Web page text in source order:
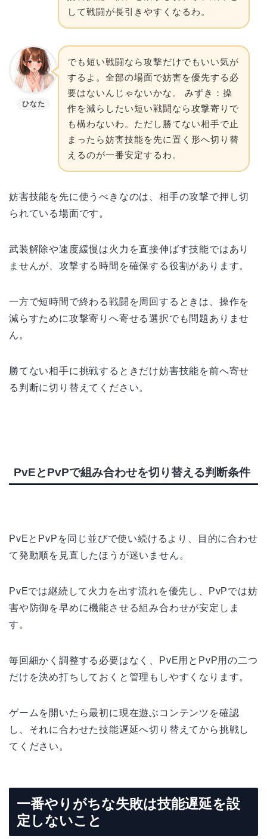
して戦闘が長引きやすくなるわ。
ひなた
でも短い戦闘なら攻撃だけでもいい気が
するよ。全部の場面で妨害を優先する必
要はないんじゃないかな。 みずき：操
作を減らしたい短い戦闘なら攻撃寄りで
も構わないわ。ただし勝てない相手で止
まったら妨害技能を先に置く形へ切り替
えるのが一番安定するわ。
妨害技能を先に使うべきなのは、相手の攻撃で押し切
られている場面です。
武装解除や速度緩慢は火力を直接伸ばす技能ではあり
ませんが、攻撃する時間を確保する役割があります。
一方で短時間で終わる戦闘を周回するときは、操作を
減らすために攻撃寄りへ寄せる選択でも問題ありませ
ん。
勝てない相手に挑戦するときだけ妨害技能を前へ寄せ
る判断に切り替えてください。
PvEとPvPで組み合わせを切り替える判断条件
PvEとPvPを同じ並びで使い続けるより、目的に合わせ
て発動順を見直したほうが迷いません。
PvEでは継続して火力を出す流れを優先し、PvPでは妨
害や防御を早めに機能させる組み合わせが安定しま
す。
毎回細かく調整する必要はなく、PvE用とPvP用の二つ
だけを決め打ちしておくと管理もしやすくなります。
ゲームを開いたら最初に現在遊ぶコンテンツを確認
し、それに合わせた技能遅延へ切り替えてから挑戦し
てください。
一番やりがちな失敗は技能遅延を設
定しないこと